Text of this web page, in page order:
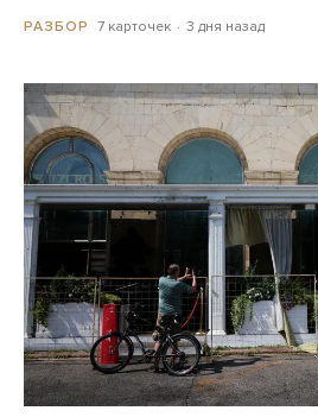
РАЗБОР 7 карточек 3 дня назад